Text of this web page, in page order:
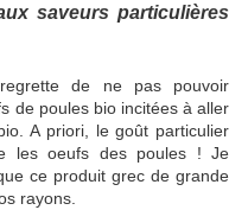
saveurs particulières
de ne pas pouvoir
de poules bio incitées à aller
A priori, le goût particulier
les oeufs des poules ! Je
ce produit grec de grande
rayons.